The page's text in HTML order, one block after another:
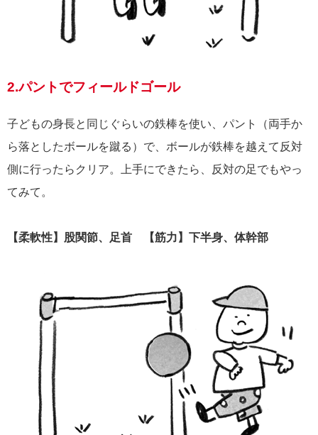
2.パントでフィールドゴール
子どもの身長と同じぐらいの鉄棒を使い、パント（両手か
ら落としたボールを蹴る）で、ボールが鉄棒を越えて反対
側に行ったらクリア。上手にできたら、反対の足でもやっ
てみて。
【柔軟性】股関節、足首 【筋力】下半身、体幹部